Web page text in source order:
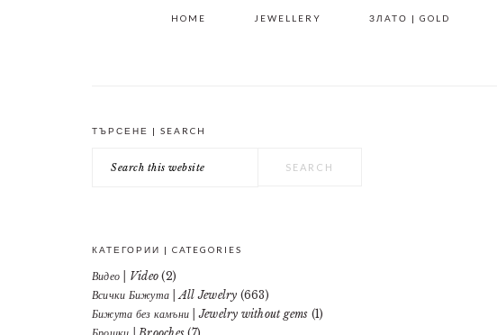
HOME JEWELLERY ЗЛАТО | GOLD
PRIMARY
SIDEBAR
ТЪРСЕНЕ | SEARCH
this
КАТЕГОРИИ | CATEGORIES
Видео | Video (2)
Всички Бижута | All Jewelry (663)
Бижута без камъни | Jewelry without gems (1)